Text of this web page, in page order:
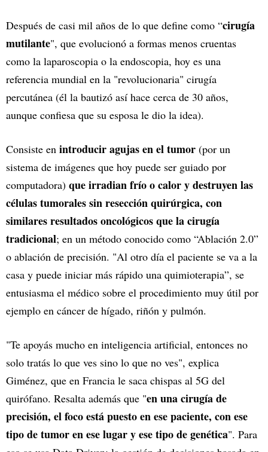
Después de casi mil años de lo que define como “cirugía
mutilante", que evolucionó a formas menos cruentas
como la laparoscopia o la endoscopia, hoy es una
referencia mundial en la "revolucionaria" cirugía
percutánea (él la bautizó así hace cerca de 30 años,
aunque confiesa que su esposa le dio la idea).
Consiste en introducir agujas en el tumor (por un
sistema de imágenes que hoy puede ser guiado por
computadora) que irradian frío o calor y destruyen las
células tumorales sin resección quirúrgica, con
similares resultados oncológicos que la cirugía
tradicional; en un método conocido como “Ablación 2.0”
o ablación de precisión. "Al otro día el paciente se va a la
casa y puede iniciar más rápido una quimioterapia”, se
entusiasma el médico sobre el procedimiento muy útil por
ejemplo en cáncer de hígado, riñón y pulmón.
"Te apoyás mucho en inteligencia artificial, entonces no
solo tratás lo que ves sino lo que no ves", explica
Giménez, que en Francia le saca chispas al 5G del
quirófano. Resalta además que "en una cirugía de
precisión, el foco está puesto en ese paciente, con ese
tipo de tumor en ese lugar y ese tipo de genética". Para